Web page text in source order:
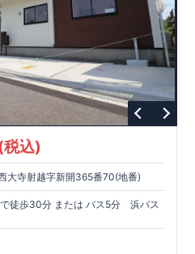
込)
大寺射越字新開365番70(地番)
徒歩30分 または バス5分 浜バス